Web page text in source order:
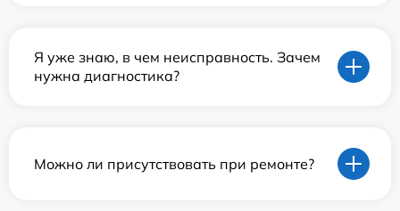
Я уже знаю, в чем неисправность. Зачем
нужна диагностика?
Можно ли присутствовать при ремонте?